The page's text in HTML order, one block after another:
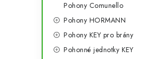
Pohony Comunello
Pohony HORMANN
Pohony KEY pro brány
Pohonné jednotky KEY